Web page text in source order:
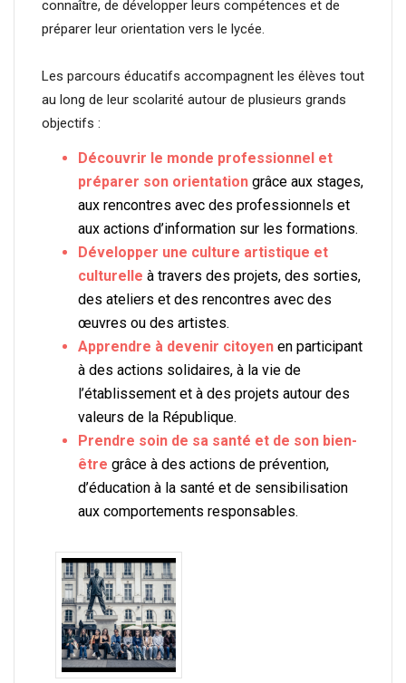
connaître, de développer leurs compétences et de
préparer leur orientation vers le lycée.
Les parcours éducatifs accompagnent les élèves tout
au long de leur scolarité autour de plusieurs grands
objectifs :
Découvrir le monde professionnel et
préparer son orientation grâce aux stages,
aux rencontres avec des professionnels et
aux actions d’information sur les formations.
Développer une culture artistique et
culturelle à travers des projets, des sorties,
des ateliers et des rencontres avec des
œuvres ou des artistes.
Apprendre à devenir citoyen en participant
à des actions solidaires, à la vie de
l’établissement et à des projets autour des
valeurs de la République.
Prendre soin de sa santé et de son bien-
être grâce à des actions de prévention,
d’éducation à la santé et de sensibilisation
aux comportements responsables.